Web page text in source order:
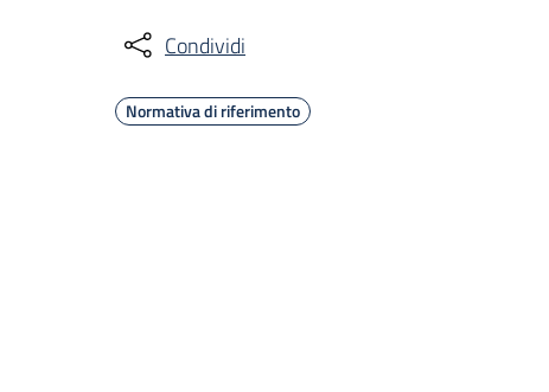
Condividi
Normativa di riferimento